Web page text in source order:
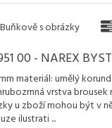
Buňkově s obrázky
00 - NAREX
materiál: umělý korund
vrstva brousek
zboží mohou být v
ilustrati...